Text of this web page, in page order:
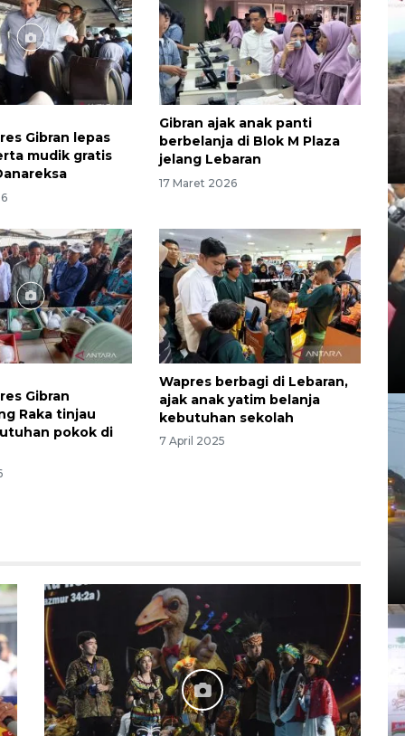
Gibran lepas
mudik gratis
Gibran ajak anak panti
berbelanja di Blok M Plaza
jelang Lebaran
17 Maret 2026
Gibran
Raka tinjau
pokok di
Wapres berbagi di Lebaran,
ajak anak yatim belanja
kebutuhan sekolah
7 April 2025